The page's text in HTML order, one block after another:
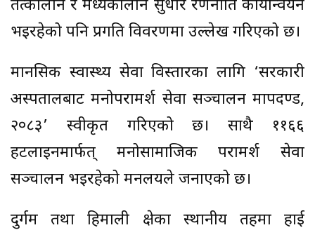
तत्कालीन र मध्यकालीन सुधार रणनीति कार्यान्वयन
भइरहेको पनि प्रगति विवरणमा उल्लेख गरिएको छ।
मानसिक स्वास्थ्य सेवा विस्तारका लागि ‘सरकारी
अस्पतालबाट मनोपरामर्श सेवा सञ्चालन मापदण्ड,
२०८३’ स्वीकृत गरिएको छ। साथै ११६६
हटलाइनमार्फत् मनोसामाजिक परामर्श सेवा
सञ्चालन भइरहेको मन्त्रालयले जनाएको छ।
दुर्गम तथा हिमाली क्षेत्रका स्थानीय तहमा हाई